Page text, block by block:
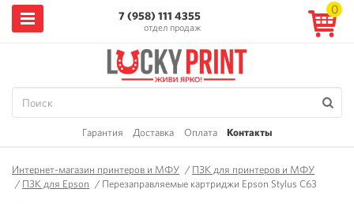
7 (958) 111 4355
отдел продаж
0
Гарантия Доставка Оплата Контакты
Интернет-магазин принтеров и МФУ /ПЗК для принтеров и МФУ
/ПЗК для Epson /Перезаправляемые картриджи Epson Stylus C63